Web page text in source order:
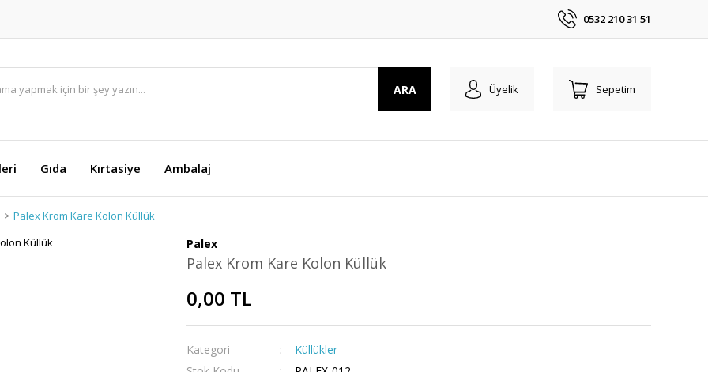
0532 210 31 51
ARA Üyelik Sepetim
Gıda Kırtasiye Ambalaj
Palex Krom Kare Kolon Küllük
Palex
Palex Krom Kare Kolon Küllük
0,00 TL
Kategori
Küllükler